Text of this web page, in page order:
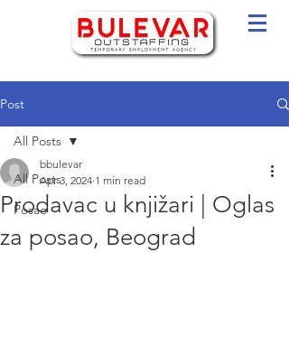
Post
All Posts
Posao
All Posts
Prodavac u knjižari | Oglas
za posao, Beograd
bbulevar
Apr 3, 2024 1 min read